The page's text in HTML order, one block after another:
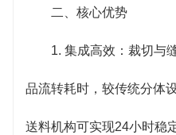
二、核心优势
1. 集成高效：裁切与
品流转耗时，较传统分体
送料机构可实现24小时稳